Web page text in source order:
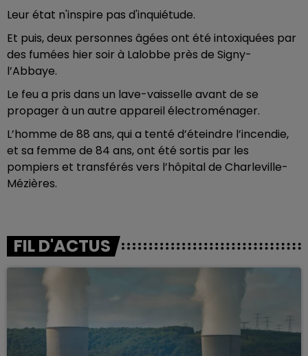
Leur état n'inspire pas d'inquiétude.
Et puis, deux personnes âgées ont été intoxiquées par
des fumées hier soir à Lalobbe près de Signy-
l’Abbaye.
Le feu a pris dans un lave-vaisselle avant de se
propager à un autre appareil électroménager.
L’homme de 88 ans, qui a tenté d’éteindre l’incendie,
et sa femme de 84 ans, ont été sortis par les
pompiers et transférés vers l’hôpital de Charleville-
Mézières.
FIL D'ACTUS